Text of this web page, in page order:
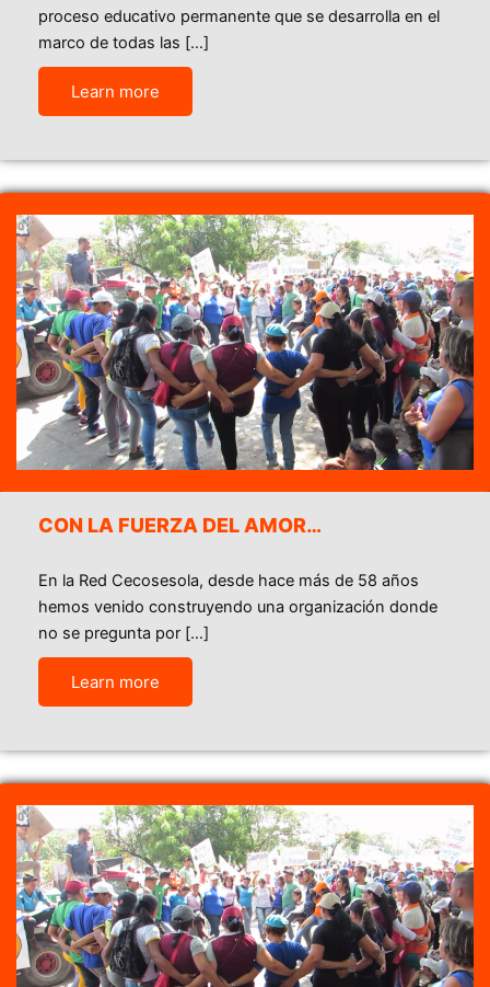
UN COMPROMISO DIARIO
En la red Cecosesola, estamos sumergidos en un
proceso educativo permanente que se desarrolla en el
marco de todas las […]
Learn more
CON LA FUERZA DEL AMOR…
En la Red Cecosesola, desde hace más de 58 años
hemos venido construyendo una organización donde
no se pregunta por […]
Learn more